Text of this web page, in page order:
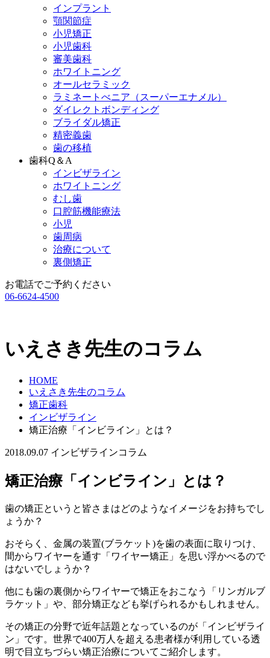
インプラント
顎関節症
小児矯正
小児歯科
審美歯科
ホワイトニング
オールセラミック
ラミネートべニア （スーパーエナメル）
ダイレクトボンディング
ブライダル矯正
精密義歯
歯の移植
歯科Q＆A
インビザライン
ホワイトニング
むし歯
口腔筋機能療法
小児
歯周病
治療について
裏側矯正
お電話でご予約ください
06-6624-4500
いえさき先生のコラム
HOME
いえさき先生のコラム
矯正歯科
インビザライン
矯正治療「インビライン」とは？
2018.09.07 インビザラインコラム
矯正治療「インビライン」とは？
歯の矯正というと皆さまはどのようなイメージをお持ちでし
ょうか？
おそらく、金属の装置(ブラケット)を歯の表面に取りつけ、
間からワイヤーを通す「ワイヤー矯正」を思い浮かべるので
はないでしょうか？
他にも歯の裏側からワイヤーで矯正をおこなう「リンガルブ
ラケット」や、部分矯正なども挙げられるかもしれません。
その矯正の分野で近年話題となっているのが「インビザライ
ン」です。世界で400万人を超える患者様が利用している透
明で目立ちづらい矯正治療についてご紹介します。